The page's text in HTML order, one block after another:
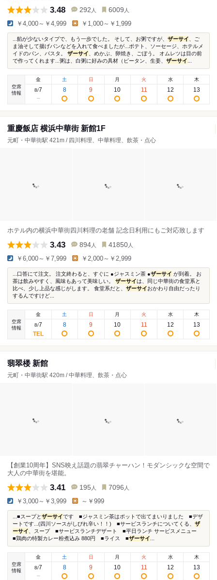
3.48 292 人 6009 人
￥4,000～￥4,999 ￥1,000～￥1,999
...餡が少ないタイプで、もう一歩でした。 そして、お粥ですが、 ザーサイ 、ご
ま油そして揚げパンなどを入れて食べましたが...ポテト、ソーセージ、ホテルメ
イドのパン、パスタ。 ザーサイ 、めかぶ、卵焼き、ごぼう。 オムレツは目の前
で作ってくれます...粥は、白粥に好みの具材（ピータン、生姜、 ザーサイ
空席
情報
金
8/7
土
8
日
9
月
10
火
11
水
12
木
13
重慶飯店 横浜中華街 新館1F
元町・中華街駅 421m / 四川料理、中華料理、飲茶・点心
ホテル内の横浜中華街四川料理の老舗 記念日利用にもご対応致します
3.43 894 人 41850 人
￥6,000～￥7,999 ￥2,000～￥2,999
...口答にて注文。 注文終わると、すぐに ●ジャスミン茶 ●ザーサイ が到着。 お
茶は飲みやすく、風味もあって美味しい。 ザーサイは、同じ中華街の食堂系と
比べ、少し上品な感じがします。 食堂系だと、 ザーサイおかわり自由だったり
するんですけど...
空席
情報
金
8/7
土
8
日
9
月
10
火
11
水
12
木
13
翡翠楼 新館
元町・中華街駅 420m / 中華料理、飲茶・点心
【創業10周年】SNS映え話題の翡翠チャーハン！モダンシックな空間で
大人の中華街を堪能。
3.41 195 人 7096 人
￥3,000～￥3,999 ～￥999
...■スープとザーサイです ■ジャスミン茶はポットで出てまいりました ■デザ
ートです...(四川ソースがしびれ辛い！！) ■サービスランチについてくる、 ザ
ーサイ 、スープ ■サービスランチデザート ■平日ランチ サービスメニュー
■鶏肉の特製カレー粉煮込み 880円 ■ライス ■ザーサイ
空席
情報
金
8/7
土
8
日
9
月
10
火
11
水
12
木
13